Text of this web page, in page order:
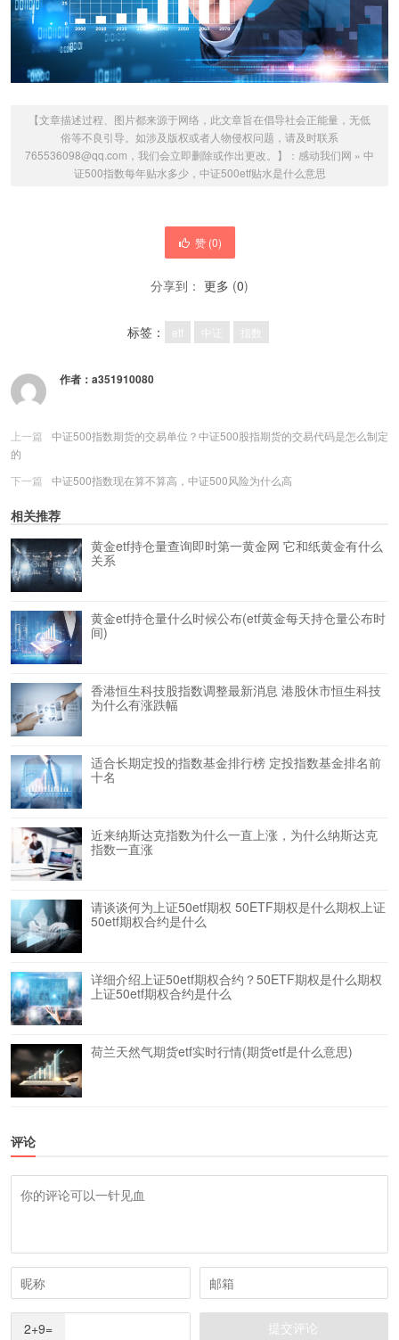
【文章描述过程、图片都来源于网络，此文章旨在倡导社会正能量，无低
俗等不良引导。如涉及版权或者人物侵权问题，请及时联系
765536098@qq.com，我们会立即删除或作出更改。】： 感动我们网 » 中
证500指数每年贴水多少，中证500etf贴水是什么意思
赞 (0)
分享到： 更多 (0)
标签： etf 中证 指数
作者： a351910080
上一篇
中证500指数期货的交易单位？中证500股指期货的交易代码是怎么制定
的
下一篇
中证500指数现在算不算高，中证500风险为什么高
相关推荐
黄金etf持仓量查询即时第一黄金网 它和纸黄金有什么
关系
黄金etf持仓量什么时候公布(etf黄金每天持仓量公布时
间)
香港恒生科技股指数调整最新消息 港股休市恒生科技
为什么有涨跌幅
适合长期定投的指数基金排行榜 定投指数基金排名前
十名
近来纳斯达克指数为什么一直上涨，为什么纳斯达克
指数一直涨
请谈谈何为上证50etf期权 50ETF期权是什么期权上证
50etf期权合约是什么
详细介绍上证50etf期权合约？50ETF期权是什么期权
上证50etf期权合约是什么
荷兰天然气期货etf实时行情(期货etf是什么意思)
评论
2+9=